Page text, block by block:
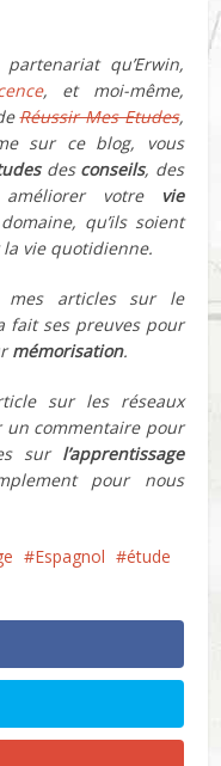
qu’Erwin,
, et moi-même,
Réussir Mes Etudes,
sur ce blog, vous
des conseils, des
votre
vie
qu’ils soient
vie quotidienne.
mes articles sur le
fait ses preuves pour
mémorisation.
sur les réseaux
un commentaire pour
sur l’apprentissage
pour nous
Espagnol
étude